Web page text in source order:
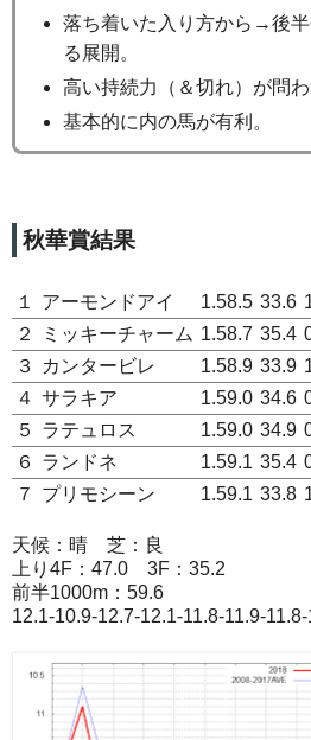
落ち着いた入り方から→後
る展開。
高い持続力（＆切れ）が問わ
基本的に内の馬が有利。
秋華賞結果
１ アーモンドアイ 1.58.5 33.6
２
ミッキーチャーム 1.58.7 35.4
３
カンタービレ 1.58.9 33.9
４ サラキア 1.59.0 34.6
５
ラテュロス 1.59.0 34.9
６
ランドネ 1.59.1 35.4
７
プリモシーン 1.59.1 33.8
天候：晴 芝：良
上り4F：47.0 3F：35.2
前半1000m：59.6
12.1-10.9-12.7-12.1-11.8-11.9-